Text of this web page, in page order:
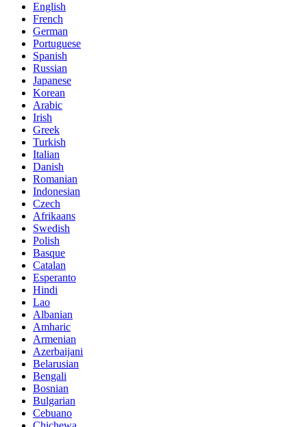
English
French
German
Portuguese
Spanish
Russian
Japanese
Korean
Arabic
Irish
Greek
Turkish
Italian
Danish
Romanian
Indonesian
Czech
Afrikaans
Swedish
Polish
Basque
Catalan
Esperanto
Hindi
Lao
Albanian
Amharic
Armenian
Azerbaijani
Belarusian
Bengali
Bosnian
Bulgarian
Cebuano